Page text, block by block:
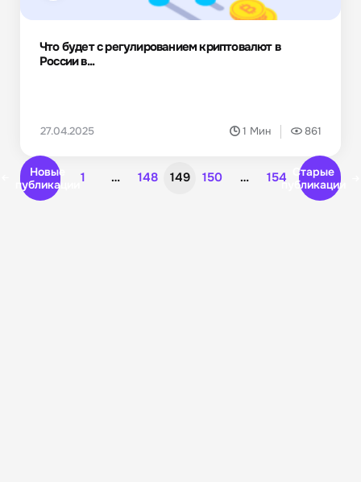
Что будет с регулированием криптовалют в
России в...
27.04.2025 1 Мин 861
Новые
публикации 1 … 148 149 150 … 154
Старые
публикации